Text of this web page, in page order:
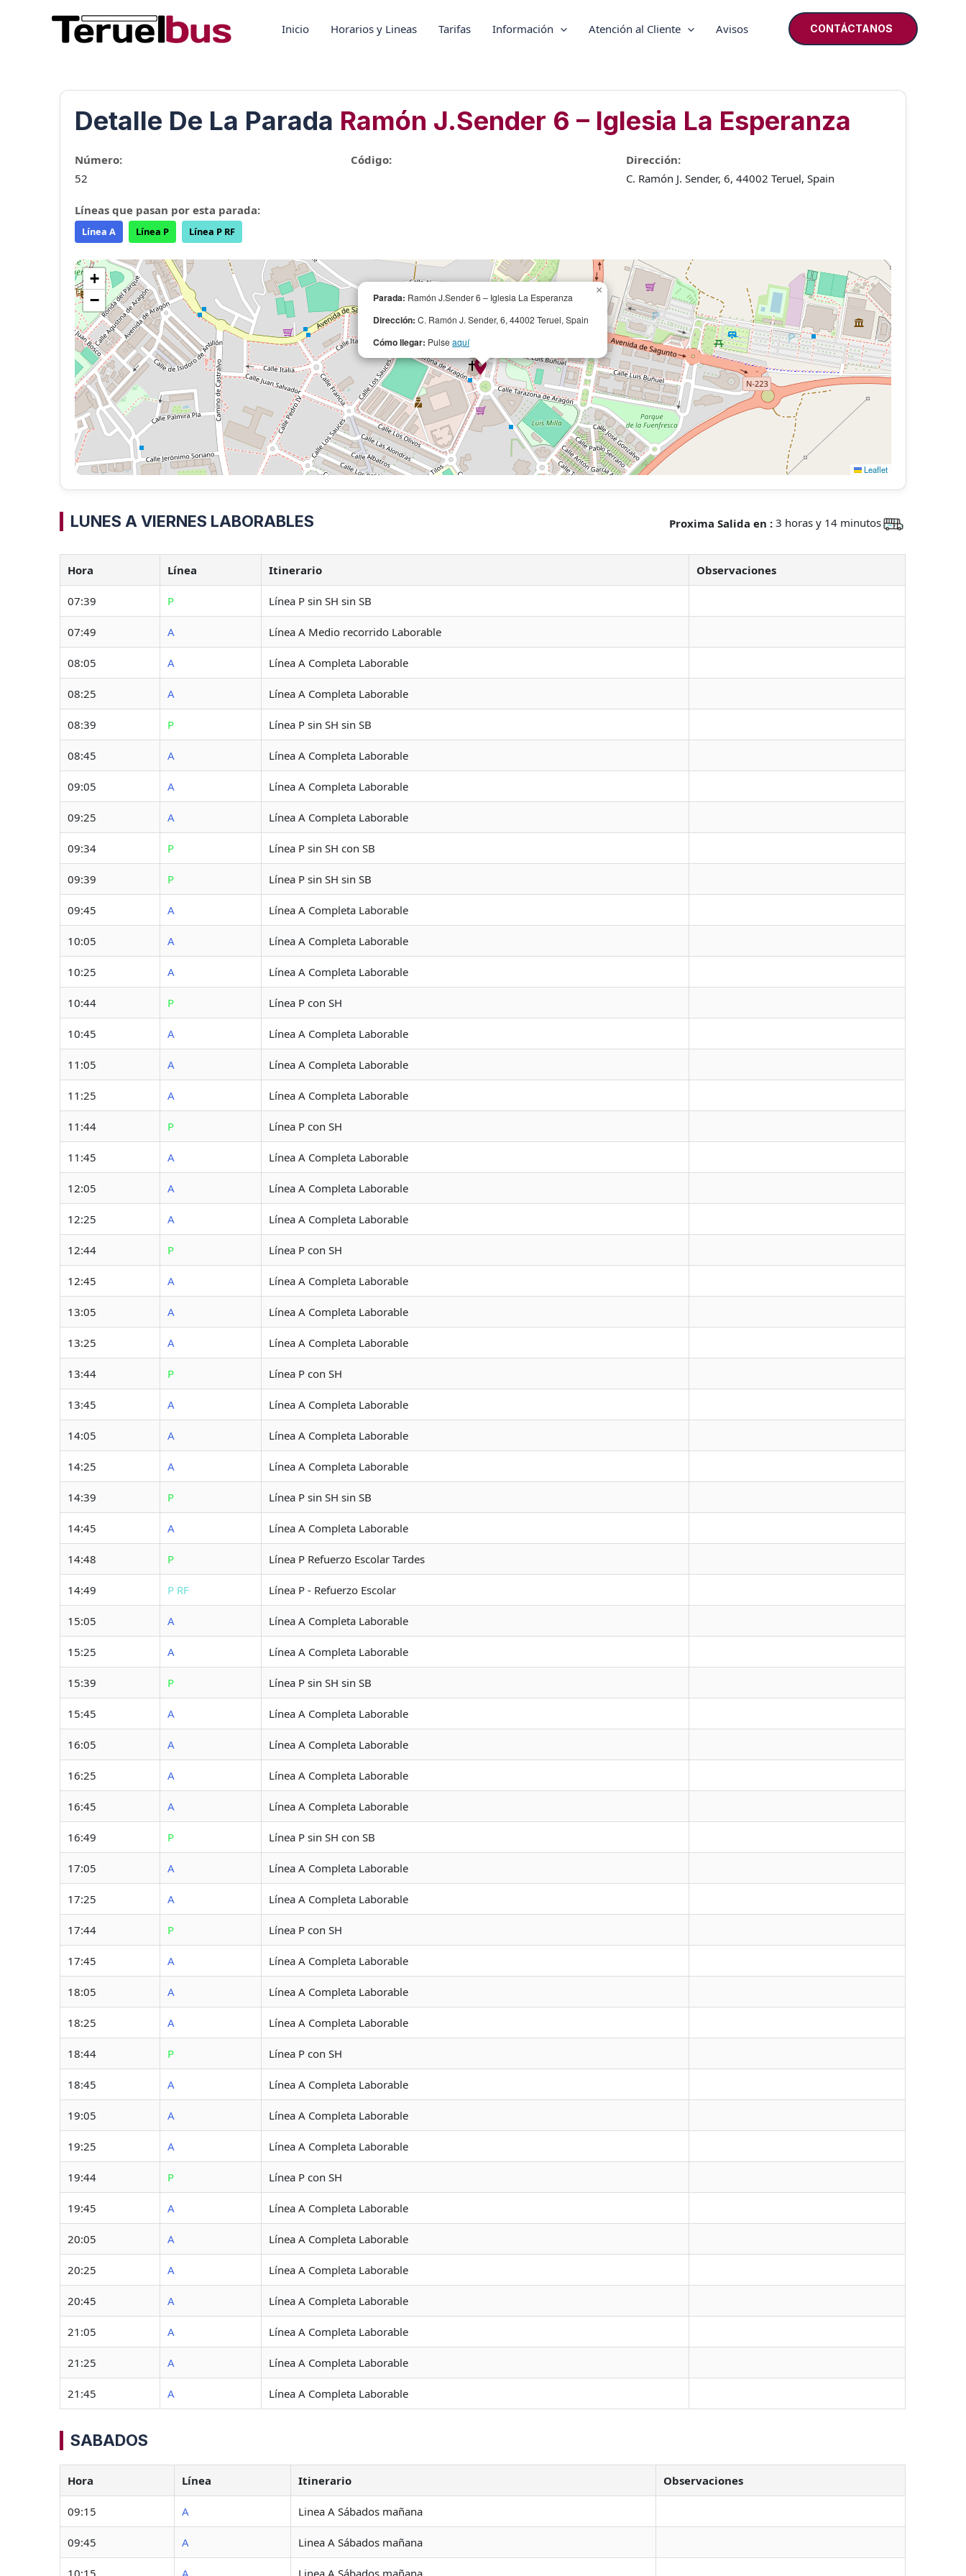
Inicio Horarios y Lineas Tarifas Información Atención al Cliente Avisos CONTÁCTANOS
Detalle De La Parada Ramón J.Sender 6 – Iglesia La Esperanza
Número:
52
Código:
Dirección:
C. Ramón J. Sender, 6, 44002 Teruel, Spain
Líneas que pasan por esta parada:
Línea A Línea P Línea P RF
Parada: Ramón J.Sender 6 – Iglesia La Esperanza
Dirección: C. Ramón J. Sender, 6, 44002 Teruel, Spain
Cómo llegar: Pulseaquí
×
+
−
Leaflet
Proxima Salida en : 3 horas y 14 minutos
LUNES A VIERNES LABORABLES
Hora Línea Itinerario Observaciones
07:39 P Línea P sin SH sin SB
07:49 A Línea A Medio recorrido Laborable
08:05 A Línea A Completa Laborable
08:25 A Línea A Completa Laborable
08:39 P Línea P sin SH sin SB
08:45 A Línea A Completa Laborable
09:05 A Línea A Completa Laborable
09:25 A Línea A Completa Laborable
09:34 P Línea P sin SH con SB
09:39 P Línea P sin SH sin SB
09:45 A Línea A Completa Laborable
10:05 A Línea A Completa Laborable
10:25 A Línea A Completa Laborable
10:44 P Línea P con SH
10:45 A Línea A Completa Laborable
11:05 A Línea A Completa Laborable
11:25 A Línea A Completa Laborable
11:44 P Línea P con SH
11:45 A Línea A Completa Laborable
12:05 A Línea A Completa Laborable
12:25 A Línea A Completa Laborable
12:44 P Línea P con SH
12:45 A Línea A Completa Laborable
13:05 A Línea A Completa Laborable
13:25 A Línea A Completa Laborable
13:44 P Línea P con SH
13:45 A Línea A Completa Laborable
14:05 A Línea A Completa Laborable
14:25 A Línea A Completa Laborable
14:39 P Línea P sin SH sin SB
14:45 A Línea A Completa Laborable
14:48 P Línea P Refuerzo Escolar Tardes
14:49 P RF Línea P - Refuerzo Escolar
15:05 A Línea A Completa Laborable
15:25 A Línea A Completa Laborable
15:39 P Línea P sin SH sin SB
15:45 A Línea A Completa Laborable
16:05 A Línea A Completa Laborable
16:25 A Línea A Completa Laborable
16:45 A Línea A Completa Laborable
16:49 P Línea P sin SH con SB
17:05 A Línea A Completa Laborable
17:25 A Línea A Completa Laborable
17:44 P Línea P con SH
17:45 A Línea A Completa Laborable
18:05 A Línea A Completa Laborable
18:25 A Línea A Completa Laborable
18:44 P Línea P con SH
18:45 A Línea A Completa Laborable
19:05 A Línea A Completa Laborable
19:25 A Línea A Completa Laborable
19:44 P Línea P con SH
19:45 A Línea A Completa Laborable
20:05 A Línea A Completa Laborable
20:25 A Línea A Completa Laborable
20:45 A Línea A Completa Laborable
21:05 A Línea A Completa Laborable
21:25 A Línea A Completa Laborable
21:45 A Línea A Completa Laborable
SABADOS
Hora Línea Itinerario Observaciones
09:15 A Linea A Sábados mañana
09:45 A Linea A Sábados mañana
10:15 A Linea A Sábados mañana